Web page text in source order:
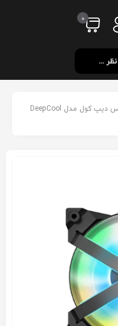
0
فن کیس دیپ کول مدل DeepCool